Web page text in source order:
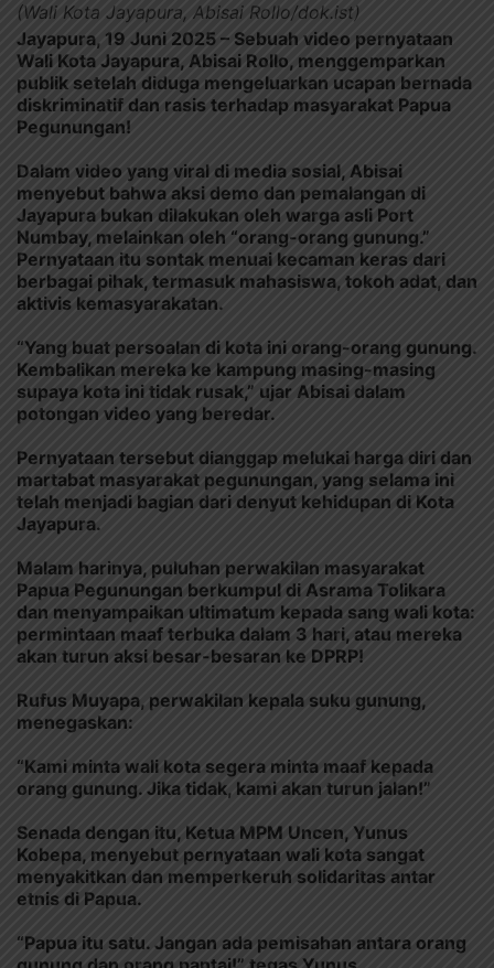
(Wali Kota Jayapura, Abisai Rollo/dok.ist)
Jayapura, 19 Juni 2025 – Sebuah video pernyataan
Wali Kota Jayapura, Abisai Rollo, menggemparkan
publik setelah diduga mengeluarkan ucapan bernada
diskriminatif dan rasis terhadap masyarakat Papua
Pegunungan!
Dalam video yang viral di media sosial, Abisai
menyebut bahwa aksi demo dan pemalangan di
Jayapura bukan dilakukan oleh warga asli Port
Numbay, melainkan oleh “orang-orang gunung.”
Pernyataan itu sontak menuai kecaman keras dari
berbagai pihak, termasuk mahasiswa, tokoh adat, dan
aktivis kemasyarakatan.
“Yang buat persoalan di kota ini orang-orang gunung.
Kembalikan mereka ke kampung masing-masing
supaya kota ini tidak rusak,” ujar Abisai dalam
potongan video yang beredar.
Pernyataan tersebut dianggap melukai harga diri dan
martabat masyarakat pegunungan, yang selama ini
telah menjadi bagian dari denyut kehidupan di Kota
Jayapura.
Malam harinya, puluhan perwakilan masyarakat
Papua Pegunungan berkumpul di Asrama Tolikara
dan menyampaikan ultimatum kepada sang wali kota:
permintaan maaf terbuka dalam 3 hari, atau mereka
akan turun aksi besar-besaran ke DPRP!
Rufus Muyapa, perwakilan kepala suku gunung,
menegaskan:
“Kami minta wali kota segera minta maaf kepada
orang gunung. Jika tidak, kami akan turun jalan!”
Senada dengan itu, Ketua MPM Uncen, Yunus
Kobepa, menyebut pernyataan wali kota sangat
menyakitkan dan memperkeruh solidaritas antar
etnis di Papua.
“Papua itu satu. Jangan ada pemisahan antara orang